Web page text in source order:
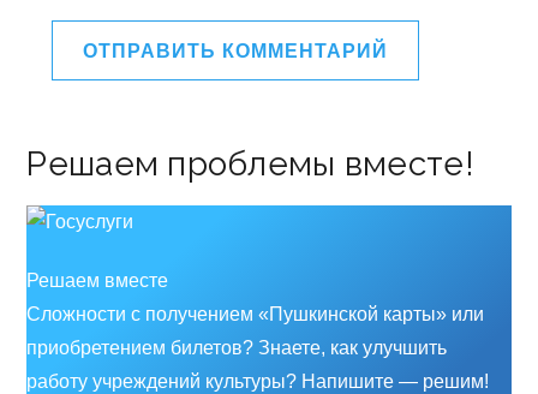
Решаем проблемы вместе!
Решаем вместе
Сложности с получением «Пушкинской карты» или
приобретением билетов? Знаете, как улучшить
работу учреждений культуры? Напишите — решим!